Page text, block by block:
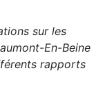
sur les
En-Beine
rapports